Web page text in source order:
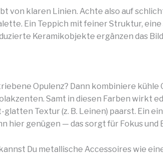
von klaren Linien. Achte also auf
Ein Teppich mit feiner Struktur,
Keramikobjekte ergänzen das
Opulenz? Dann kombiniere kühle
Samt in diesen Farben wirkt
Textur (z. B. Leinen) paarst. Ein
hier genügen — das sorgt für Fokus und
Du metallische Accessoires wie